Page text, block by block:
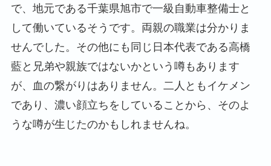
で、地元である千葉県旭市で一級自動車整備士と
して働いているそうです。両親の職業は分かりま
せんでした。その他にも同じ日本代表である高橋
藍と兄弟や親族ではないかという噂もあります
が、血の繋がりはありません。二人ともイケメン
であり、濃い顔立ちをしていることから、そのよ
うな噂が生じたのかもしれませんね。